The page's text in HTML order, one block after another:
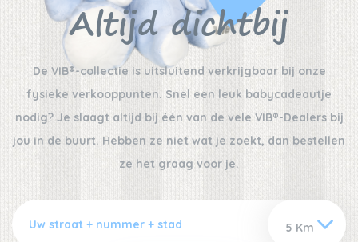
Altijd dichtbij
De VIB®-collectie is uitsluitend verkrijgbaar bij onze
fysieke verkooppunten. Snel een leuk babycadeautje
nodig? Je slaagt altijd bij één van de vele VIB®-Dealers bij
jou in de buurt. Hebben ze niet wat je zoekt, dan bestellen
ze het graag voor je.